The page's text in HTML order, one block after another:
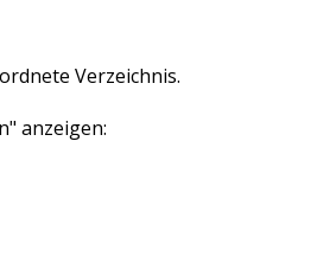
Verzeichnis.
anzeigen: